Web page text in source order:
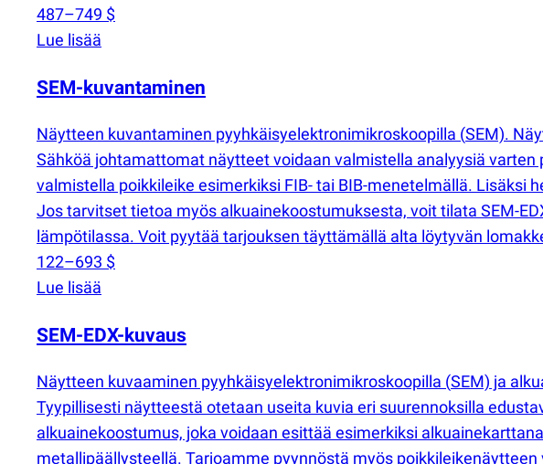
487–749 $
Lue lisää
SEM-kuvantaminen
Näytteen kuvantaminen pyyhkäisyelektronimikroskoopilla (SEM).
Sähköä johtamattomat näytteet voidaan valmistella analyysiä
valmistella poikkileike esimerkiksi FIB- tai BIB-menetelmällä.
Jos tarvitset tietoa myös alkuainekoostumuksesta, voit tilata SEM-
lämpötilassa. Voit pyytää tarjouksen täyttämällä alta löytyvän
122–693 $
Lue lisää
SEM-EDX-kuvaus
Näytteen kuvaaminen pyyhkäisyelektronimikroskoopilla (SEM) ja
Tyypillisesti näytteestä otetaan useita kuvia eri suurennoksilla
alkuainekoostumus, joka voidaan esittää esimerkiksi
metallipäällysteellä. Tarjoamme pyynnöstä myös